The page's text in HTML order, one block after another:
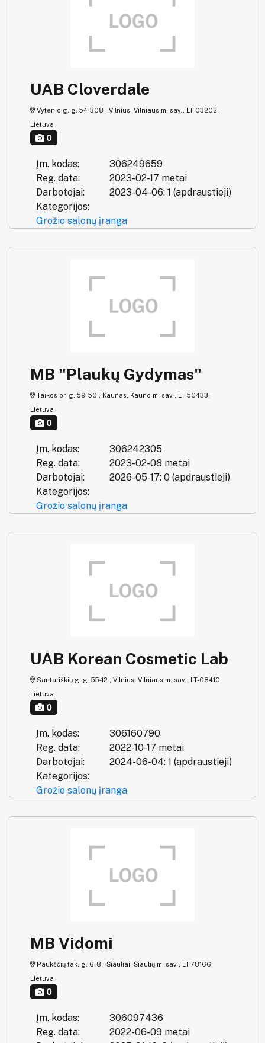
UAB Cloverdale
Vytenio g. g. 54-308 , Vilnius, Vilniaus m. sav., LT-03202,
Lietuva
0
Įm. kodas:
306249659
Reg. data:
2023-02-17 metai
Darbotojai:
2023-04-06: 1 (apdraustieji)
Kategorijos:
Grožio salonų įranga
MB "Plaukų Gydymas"
Taikos pr. g. 59-50 , Kaunas, Kauno m. sav., LT-50433,
Lietuva
0
Įm. kodas:
306242305
Reg. data:
2023-02-08 metai
Darbotojai:
2026-05-17: 0 (apdraustieji)
Kategorijos:
Grožio salonų įranga
UAB Korean Cosmetic Lab
Santariškių g. g. 55-12 , Vilnius, Vilniaus m. sav., LT-08410,
Lietuva
0
Įm. kodas:
306160790
Reg. data:
2022-10-17 metai
Darbotojai:
2024-06-04: 1 (apdraustieji)
Kategorijos:
Grožio salonų įranga
MB Vidomi
Paukščių tak. g. 6-8 , Šiauliai, Šiaulių m. sav., LT-78166,
Lietuva
0
Įm. kodas:
306097436
Reg. data:
2022-06-09 metai